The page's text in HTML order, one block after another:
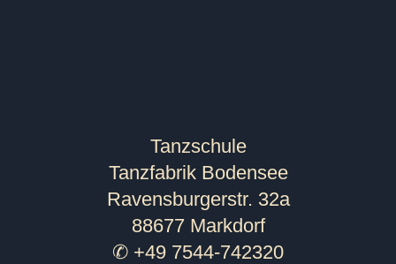
Tanzschule
Tanzfabrik Bodensee
Ravensburgerstr. 32a
88677 Markdorf
✆ +49 7544-742320